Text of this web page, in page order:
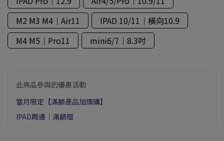
M2 M3 M4｜Air11
IPAD 10/11｜橫向10.9
M4 M5｜Pro11
mini6/7｜8.3吋
此商品參與的優惠活動
當月限定【滿額產品加價購】
IPAD周邊｜滿額贈